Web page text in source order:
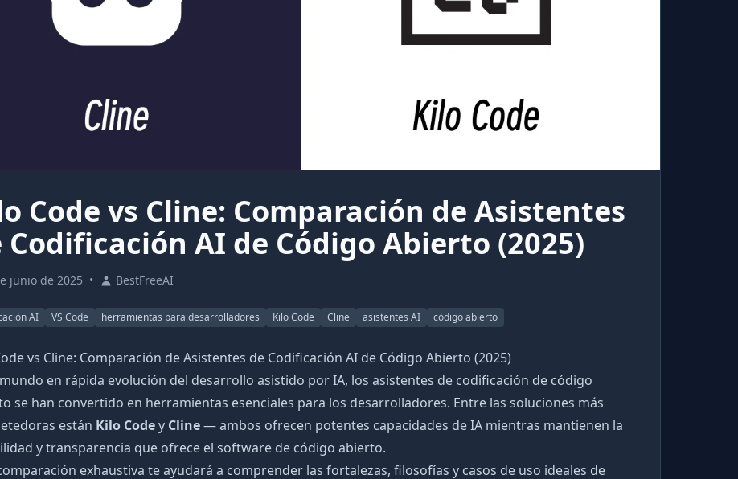
Code vs Cline: Comparación de Asistentes
Codificación AI de Código Abierto (2025)
junio de 2025 • BestFreeAI
AI VS Code herramientas para desarrolladores Kilo Code Cline asistentes AI código abierto
vs Cline: Comparación de Asistentes de Codificación AI de Código Abierto (2025)
en rápida evolución del desarrollo asistido por IA, los asistentes de codificación de código
se han convertido en herramientas esenciales para los desarrolladores. Entre las soluciones más
están Kilo Codey Cline— ambos ofrecen potentes capacidades de IA mientras mantienen la
y transparencia que ofrece el software de código abierto.
exhaustiva te ayudará a comprender las fortalezas, filosofías y casos de uso ideales de